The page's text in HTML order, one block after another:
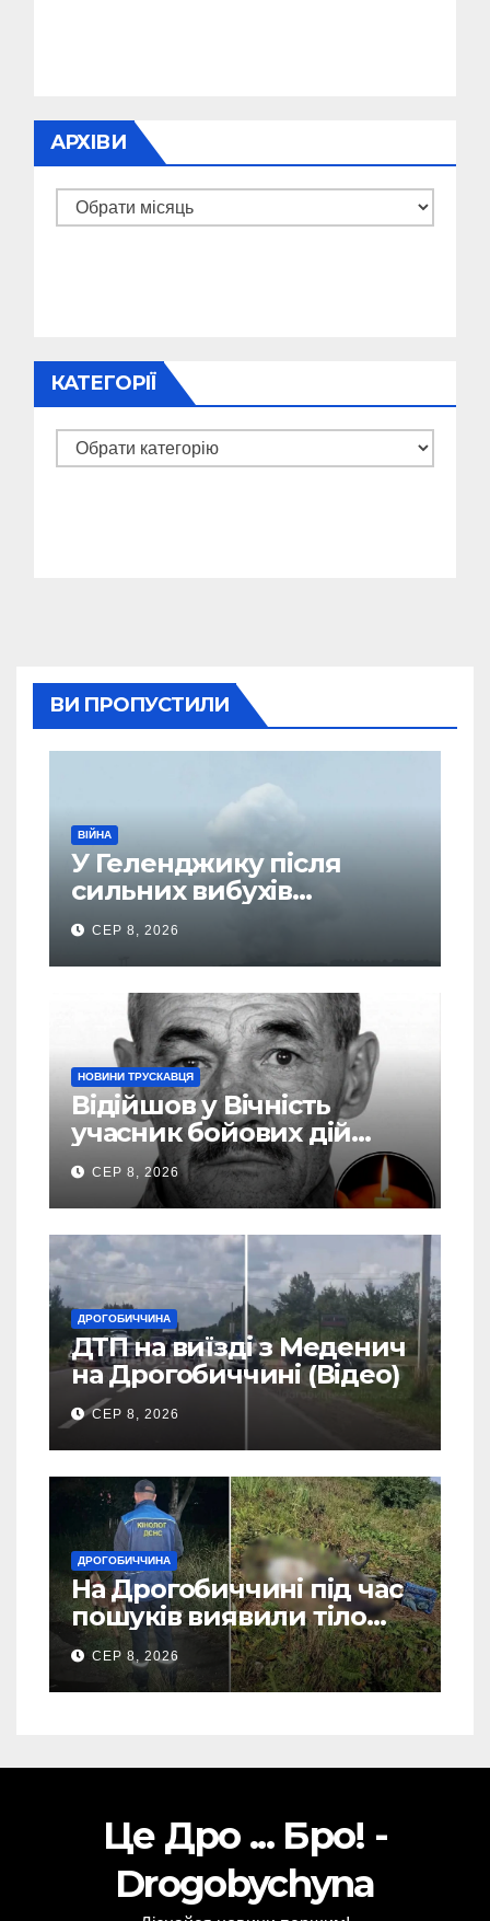
АРХІВИ
Архіви
КАТЕГОРІЇ
Категорії
ВИ ПРОПУСТИЛИ
ВІЙНА
У Геленджику після
сильних вибухів
почалася масова
евакуація
СЕР 8, 2026
НОВИНИ ТРУСКАВЦЯ
Відійшов у Вічність
учасник бойових дій
Василь Іваникович зі
Станилі
СЕР 8, 2026
ДРОГОБИЧЧИНА
ДТП на виїзді з Меденич
на Дрогобиччині (Відео)
СЕР 8, 2026
ДРОГОБИЧЧИНА
На Дрогобиччині під час
пошуків виявили тіло
зниклого чоловіка (Фото)
СЕР 8, 2026
Це Дро ... Бро! -
Drogobychyna